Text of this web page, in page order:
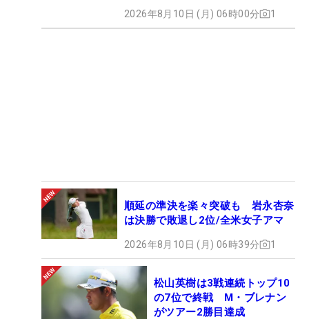
2026年8月10日 (月) 06時00分 1
順延の準決を楽々突破も 岩永杏奈
は決勝で敗退し2位/全米女子アマ
2026年8月10日 (月) 06時39分 1
松山英樹は3戦連続トップ10
の7位で終戦 M・ブレナン
がツアー2勝目達成